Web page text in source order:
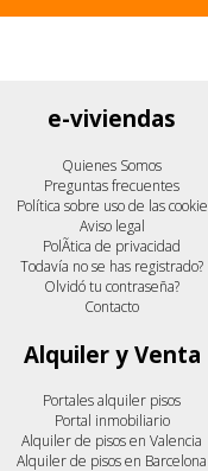
e-viviendas
Quienes Somos
Preguntas frecuentes
Política sobre uso de las cookie
Aviso legal
PolÃ­tica de privacidad
Todavía no se has registrado?
Olvidó tu contraseña?
Contacto
Alquiler y Venta
Portales alquiler pisos
Portal inmobiliario
Alquiler de pisos en Valencia
Alquiler de pisos en Barcelona